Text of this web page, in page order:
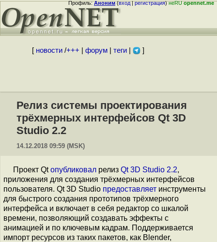
Профиль:Аноним(вход|регистрация)неRUopennet.me
[ новости/+++ форум| теги| ]
Релиз системы проектирования
трёхмерных интерфейсов Qt 3D
Studio 2.2
14.12.2018 09:59 (MSK)
Проект Qtопубликовал релиз Qt 3D Studio 2.2,
приложения для создания трёхмерных интерфейсов
пользователя. Qt 3D Studio предоставляет инструменты
для быстрого создания прототипов трёхмерного
интерфейса и включает в себя редактор со шкалой
времени, позволяющий создавать эффекты с
анимацией и по ключевым кадрам. Поддерживается
импорт ресурсов из таких пакетов, как Blender,